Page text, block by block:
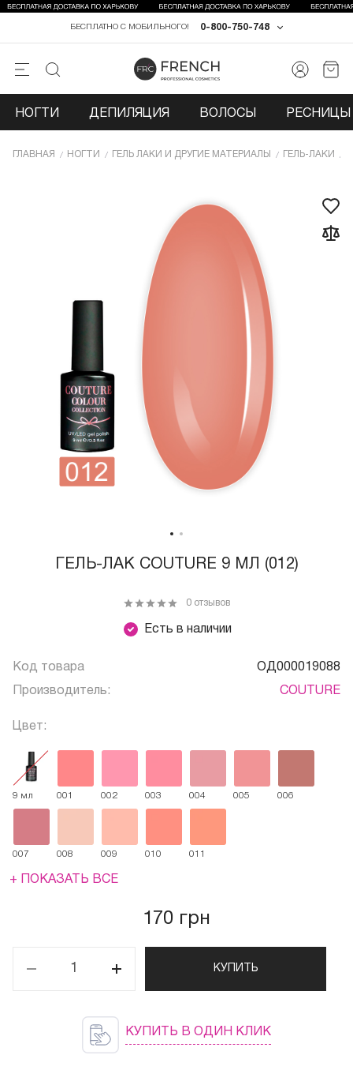
0-800-750-748
БЕСПЛАТНО С МОБИЛЬНОГО!
НОГТИ ДЕПИЛЯЦИЯ ВОЛОСЫ РЕСНИЦЫ
ГЛАВНАЯ НОГТИ ГЕЛЬ ЛАКИ И ДРУГИЕ МАТЕРИАЛЫ ГЕЛЬ-ЛАКИ
ГЕЛЬ-ЛАК COUTURE 9 МЛ (012)
Есть в наличии
0 отзывов
Код товара ОД000019088
Производитель: COUTURE
Цвет:
9 мл 001 002 003 004 005 006
007 008 009 010 011
+ ПОКАЗАТЬ ВСЕ
170 грн
КУПИТЬ
КУПИТЬ В ОДИН КЛИК